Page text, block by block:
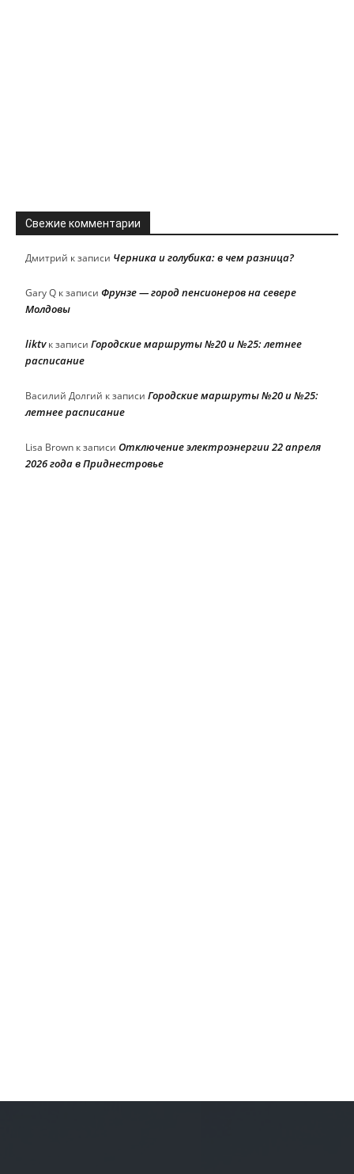
Свежие комментарии
Дмитрий к записи Черника и голубика: в чем разница?
Gary Q к записи Фрунзе — город пенсионеров на севере
Молдовы
liktvк записи Городские маршруты №20 и №25: летнее
расписание
Василий Долгий к записи Городские маршруты №20 и №25:
летнее расписание
Lisa Brown к записи Отключение электроэнергии 22 апреля
2026 года в Приднестровье